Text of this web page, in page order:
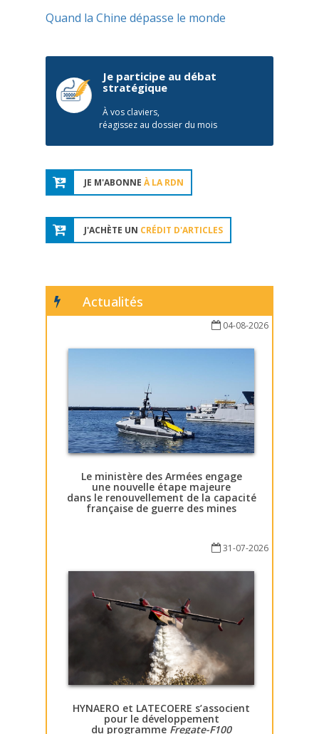
Quand la Chine dépasse le monde
Je participe au débat
stratégique
À vos claviers,
réagissez au dossier du mois
JE M'ABONNE À LA RDN
J'ACHÈTE UN CRÉDIT D'ARTICLES
Actualités
04-08-2026
Le ministère des Armées engage
une nouvelle étape majeure
dans le renouvellement de la capacité
française de guerre des mines
31-07-2026
HYNAERO et LATECOERE s’associent
pour le développement
du programme Fregate-F100